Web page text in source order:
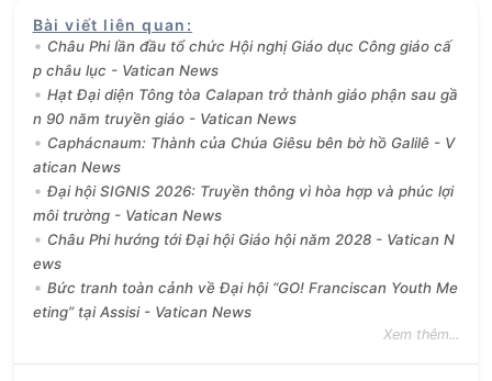
Bài viết liên quan :
Châu Phi lần đầu tổ chức Hội nghị Giáo dục Công giáo cấ
p châu lục - Vatican News
Hạt Đại diện Tông tòa Calapan trở thành giáo phận sau gầ
n 90 năm truyền giáo - Vatican News
Caphácnaum: Thành của Chúa Giêsu bên bờ hồ Galilê - V
atican News
Đại hội SIGNIS 2026: Truyền thông vì hòa hợp và phúc lợi
môi trường - Vatican News
Châu Phi hướng tới Đại hội Giáo hội năm 2028 - Vatican N
ews
Bức tranh toàn cảnh về Đại hội “GO! Franciscan Youth Me
eting” tại Assisi - Vatican News
Xem thêm...